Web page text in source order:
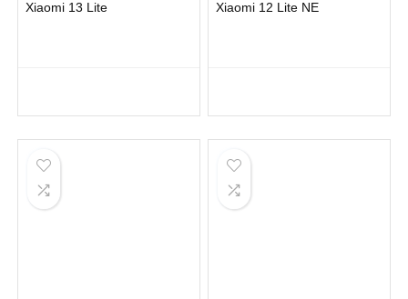
Xiaomi 13 Lite Xiaomi 12 Lite NE